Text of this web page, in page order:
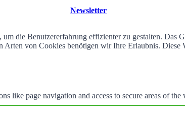
Newsletter
die Benutzererfahrung effizienter zu gestalten. Das
von Cookies benötigen wir Ihre Erlaubnis.
like page navigation and access to secure areas of